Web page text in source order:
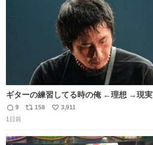
ギターの練習してる時の俺 ←理想 →現実
返
信
9
リ
158
い
3,911
1日前